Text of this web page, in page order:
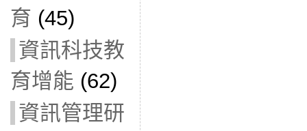
育 (45)
資訊科技教
育增能 (62)
資訊管理研